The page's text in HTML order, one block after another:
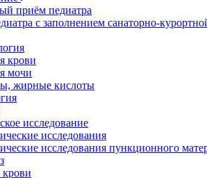
приём педиатра
с заполнением санаторно-
крови
мочи
жирные кислоты
исследование
исследования
исследования пункционного